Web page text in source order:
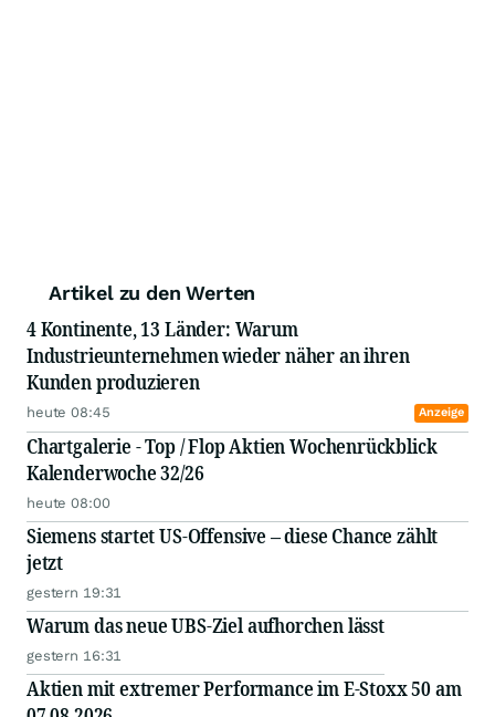
Artikel zu den Werten
4 Kontinente, 13 Länder: Warum
Industrieunternehmen wieder näher an ihren
Kunden produzieren
heute 08:45 Anzeige
Chartgalerie - Top / Flop Aktien Wochenrückblick
Kalenderwoche 32/26
heute 08:00
Siemens startet US-Offensive – diese Chance zählt
jetzt
gestern 19:31
Warum das neue UBS-Ziel aufhorchen lässt
gestern 16:31
Aktien mit extremer Performance im E-Stoxx 50 am